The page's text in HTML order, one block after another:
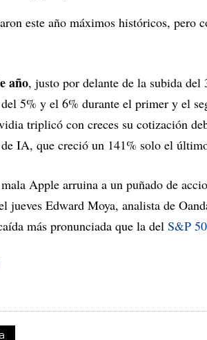
este año máximos históricos, pero
año, justo por delante de la subida del
5% y el 6% durante el primer y el
triplicó con creces su cotización
IA, que creció un 141% solo el
Apple arruina a un puñado de
jueves Edward Moya, analista de
más pronunciada que la del S&P